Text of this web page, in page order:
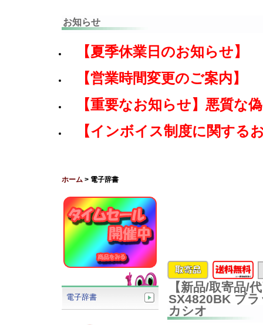
お知らせ
【夏季休業日のお知らせ】
【営業時間変更のご案内】
【重要なお知らせ】悪質な
【インボイス制度に関する
ホーム > 電子辞書
【新品/取寄品/
SX4820BK ブ
カシオ
電子辞書